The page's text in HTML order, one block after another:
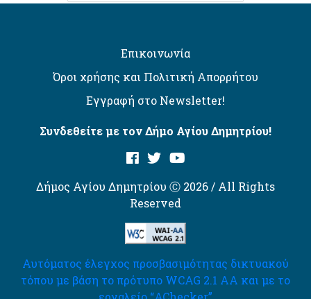
Επικοινωνία
Όροι χρήσης και Πολιτική Απορρήτου
Εγγραφή στο Newsletter!
Συνδεθείτε με τον Δήμο Αγίου Δημητρίου!
Δήμος Αγίου Δημητρίου Ⓒ 2026 / All Rights
Reserved
Αυτόματος έλεγχος προσβασιμότητας δικτυακού
τόπου με βάση το πρότυπο WCAG 2.1 AA και με το